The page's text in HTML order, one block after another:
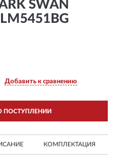
SWAN
Добавить к сравнению
ПОСТУПЛЕНИИ
КОМПЛЕКТАЦИЯ